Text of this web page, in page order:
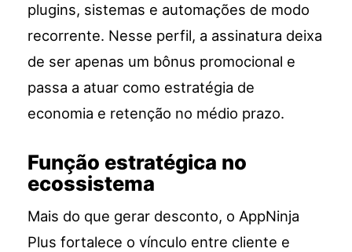
plugins, sistemas e automações de modo
recorrente. Nesse perfil, a assinatura deixa
de ser apenas um bônus promocional e
passa a atuar como estratégia de
economia e retenção no médio prazo.
Função estratégica no
ecossistema
Mais do que gerar desconto, o AppNinja
Plus fortalece o vínculo entre cliente e